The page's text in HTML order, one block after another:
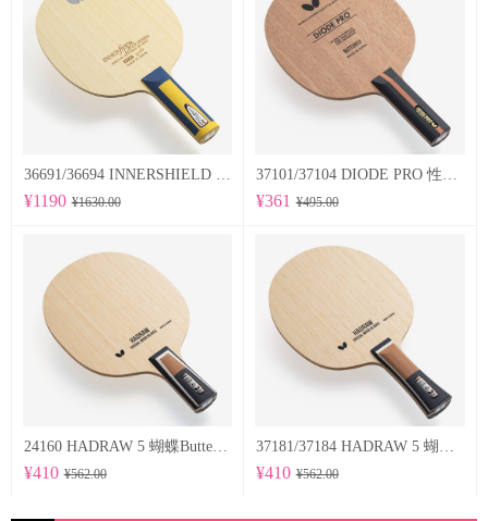
¥1190 ¥1630.00 ¥361 ¥495.00
24160 HADRAW 5 蝴蝶Butterfly 专业底板
¥410 ¥562.00 ¥410 ¥562.00